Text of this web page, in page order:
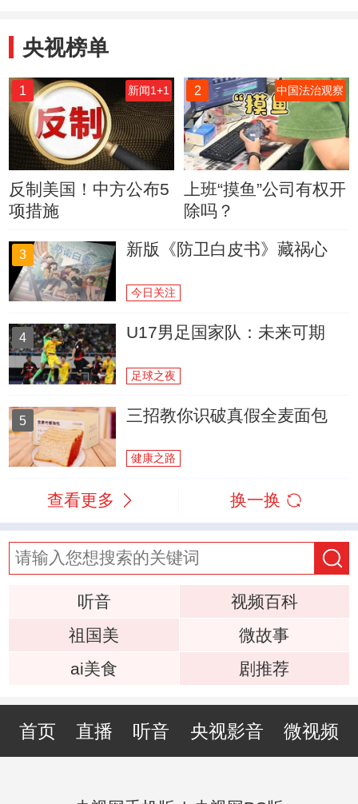
央视榜单
1 新闻1+1
反制美国！中方公布5
项措施
2 中国法治观察
上班“摸鱼”公司有权开
除吗？
3 新版《防卫白皮书》藏祸心
今日关注
4 U17男足国家队：未来可期
足球之夜
5 三招教你识破真假全麦面包
健康之路
查看更多 换一换
听音
视频百科
祖国美
微故事
ai美食
剧推荐
首页 直播 听音 央视影音 微视频